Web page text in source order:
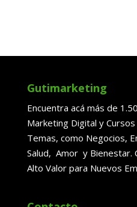
Gutimarketing
Encuentra acá más de
Marketing Digital y
Temas, como Negocios,
Salud, Amor y Bienestar.
Alto Valor para Nuevos